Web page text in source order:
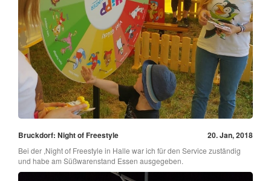
Bruckdorf: Night of Freestyle 20. Jan, 2018
Bei der ,Night of Freestyle in Halle war ich für den Service zuständig
und habe am Süßwarenstand Essen ausgegeben.